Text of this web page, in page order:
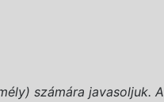
számára javasoljuk. A